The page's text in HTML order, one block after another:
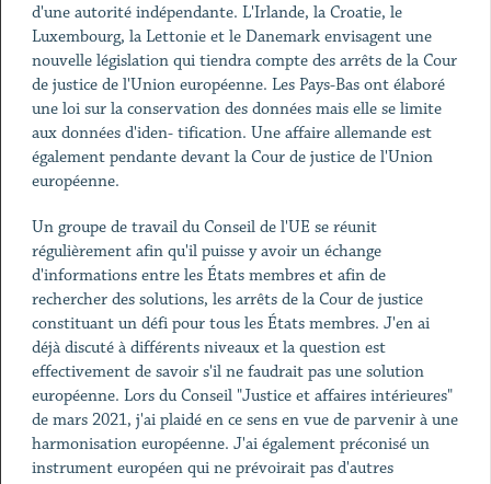
d'une autorité indépendante. L'Irlande, la Croatie, le
Luxembourg, la Lettonie et le Danemark envisagent une
nouvelle législation qui tiendra compte des arrêts de la Cour
de justice de l'Union européenne. Les Pays-Bas ont élaboré
une loi sur la conservation des données mais elle se limite
aux données d'iden- tification. Une affaire allemande est
également pendante devant la Cour de justice de l'Union
européenne.
Un groupe de travail du Conseil de l'UE se réunit
régulièrement afin qu'il puisse y avoir un échange
d'informations entre les États membres et afin de
rechercher des solutions, les arrêts de la Cour de justice
constituant un défi pour tous les États membres. J'en ai
déjà discuté à différents niveaux et la question est
effectivement de savoir s'il ne faudrait pas une solution
européenne. Lors du Conseil "Justice et affaires intérieures"
de mars 2021, j'ai plaidé en ce sens en vue de parvenir à une
harmonisation européenne. J'ai également préconisé un
instrument européen qui ne prévoirait pas d'autres